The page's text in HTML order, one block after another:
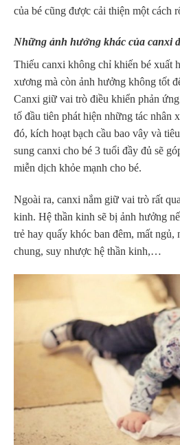
của bé cũng được cải thiện một cách
Những ảnh hưởng khác của canxi
Thiếu canxi không chỉ khiến bé xuất
xương mà còn ảnh hưởng không tốt
Canxi giữ vai trò điều khiển phản
tố đầu tiên phát hiện những tác nhân
đó, kích hoạt bạch cầu bao vây và
sung canxi cho bé 3 tuổi đầy đủ sẽ
miễn dịch khỏe mạnh cho bé.
Ngoài ra, canxi nắm giữ vai trò rất
kinh. Hệ thần kinh sẽ bị ảnh hưởng
trẻ hay quấy khóc ban đêm, mất ngủ,
chung, suy nhược hệ thần kinh,…